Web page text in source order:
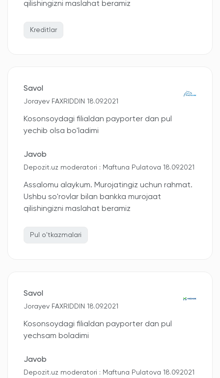
qilishingizni maslahat beramiz
Kreditlar
Savol
Jorayev FAXRIDDIN 18.09.2021
Kosonsoydagi filialdan payporter dan pul
yechib olsa bo'ladimi
Javob
Depozit.uz moderatori : Maftuna Pulatova 18.09.2021
Assalomu alaykum. Murojatingiz uchun rahmat.
Ushbu so'rovlar bilan bankka murojaat
qilishingizni maslahat beramiz
Pul o'tkazmalari
Savol
Jorayev FAXRIDDIN 18.09.2021
Kosonsoydagi filialdan payporter dan pul
yechsam boladimi
Javob
Depozit.uz moderatori : Maftuna Pulatova 18.09.2021